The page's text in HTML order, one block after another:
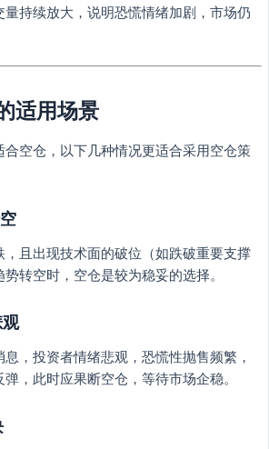
持续放大，说明恐慌情绪加剧，市场仍
适用场景
空仓，以下几种情况更适合采用空仓策
，且出现技术面的破位（如跌破重要支撑
转空时，空仓是较为稳妥的选择。
，投资者情绪悲观，恐慌性抛售频繁，
，此时应果断空仓，等待市场企稳。